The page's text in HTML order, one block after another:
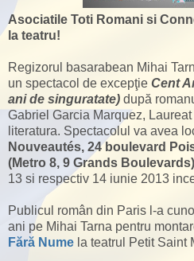
Asociatile Toti Romani si
la teatru!
Regizorul basarabean Mihai
un spectacol de excepţie Cent
ani de singuratate) după
Gabriel Garcia Marquez,
literatura. Spectacolul va avea
Nouveautés, 24 boulevard
(Metro 8, 9 Grands Boulevards)
13 si respectiv 14 iunie 2013
Publicul român din Paris l-a
ani pe Mihai Tarna pentru
Fără Nume la teatrul Petit Saint